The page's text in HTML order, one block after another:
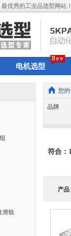
优秀的工业品选型网站！
电机选型
滑轨
您的
品牌
符合：
产品